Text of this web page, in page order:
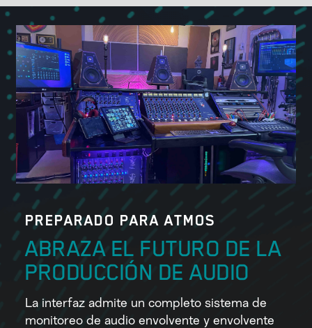
PREPARADO PARA ATMOS
ABRAZA EL FUTURO DE LA
PRODUCCIÓN DE AUDIO
La interfaz admite un completo sistema de
monitoreo de audio envolvente y envolvente